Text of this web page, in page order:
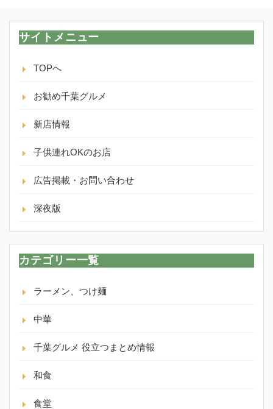
サイトメニュー
TOPへ
お勧め千葉グルメ
新店情報
子供連れOKのお店
広告掲載・お問い合わせ
深夜版
カテゴリー一覧
ラーメン、つけ麺
中華
千葉グルメ 役立つまとめ情報
和食
食堂